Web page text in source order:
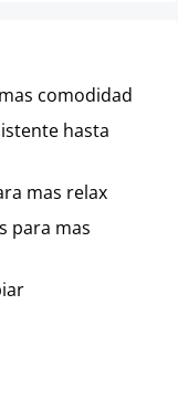
comodidad
hasta
mas relax
para mas